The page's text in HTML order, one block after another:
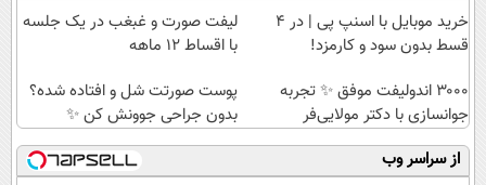
خرید موبایل با اسنپ پی | در ۴
قسط بدون سود و کارمزد!
لیفت صورت و غبغب در یک جلسه
با اقساط 12 ماهه
۳۰۰۰ اندولیفت موفق ✨ تجربه
جوانسازی با دکتر مولایی‌فر
پوست صورتت شل و افتاده شده؟
بدون جراحی جوونش کن ✨
از سراسر وب